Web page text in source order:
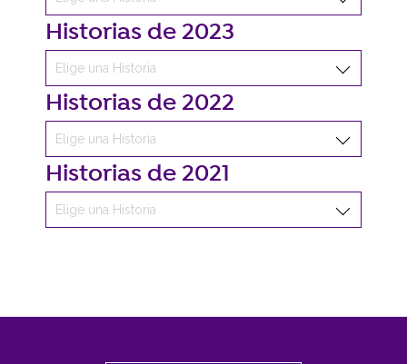
Historias de 2023
Historias de 2022
Historias de 2021